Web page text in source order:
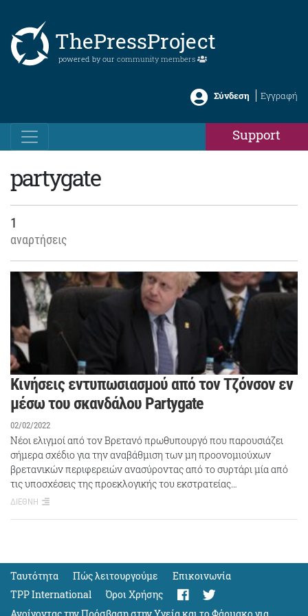
ThePressProject
powered by our community members
Σύνδεση Εγγραφή
Support
partygate
1
αναρτήσεις
Κινήσεις εντυπωσιασμού από τον Τζόνσον εν
μέσω του σκανδάλου Partygate
02/02/2022
Νέοι ελιγμοί από τον Βρετανό πρωθυπουργό που παρουσιάζει
σήμερα σχέδιο για την αναβάθμιση των μη προονομιούχων
βρετανικών περιφερειών ανασύροντας από το συρτάρι μία από
τις υποσχέσεις της προεκλογικής του εκστρατείας…
ΔΙΕΘΝΗ
Ταυτότητα Πώς λειτουργούμε
Eπικοινωνία
TPP International
Όροι Χρήσης